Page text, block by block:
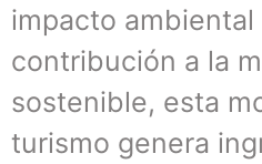
impacto
contribución a la
sostenible, esta
turismo genera